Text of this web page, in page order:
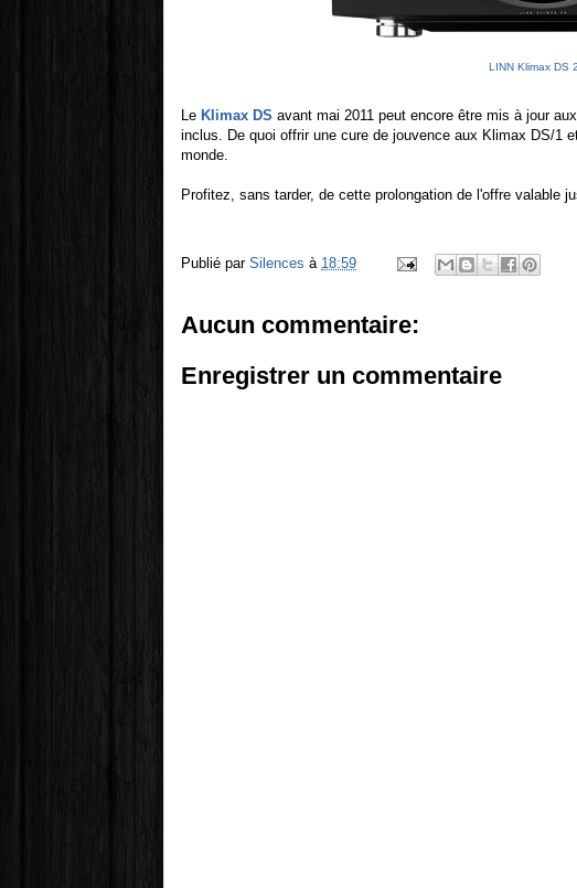
LINN Klimax DS
Le Klimax DS avant mai 2011 peut encore être mis à jour
inclus. De quoi offrir une cure de jouvence aux Klimax DS/1
monde.
Profitez, sans tarder, de cette prolongation de l'offre valable
Publié par Silences à 18:59
Aucun commentaire:
Enregistrer un commentaire